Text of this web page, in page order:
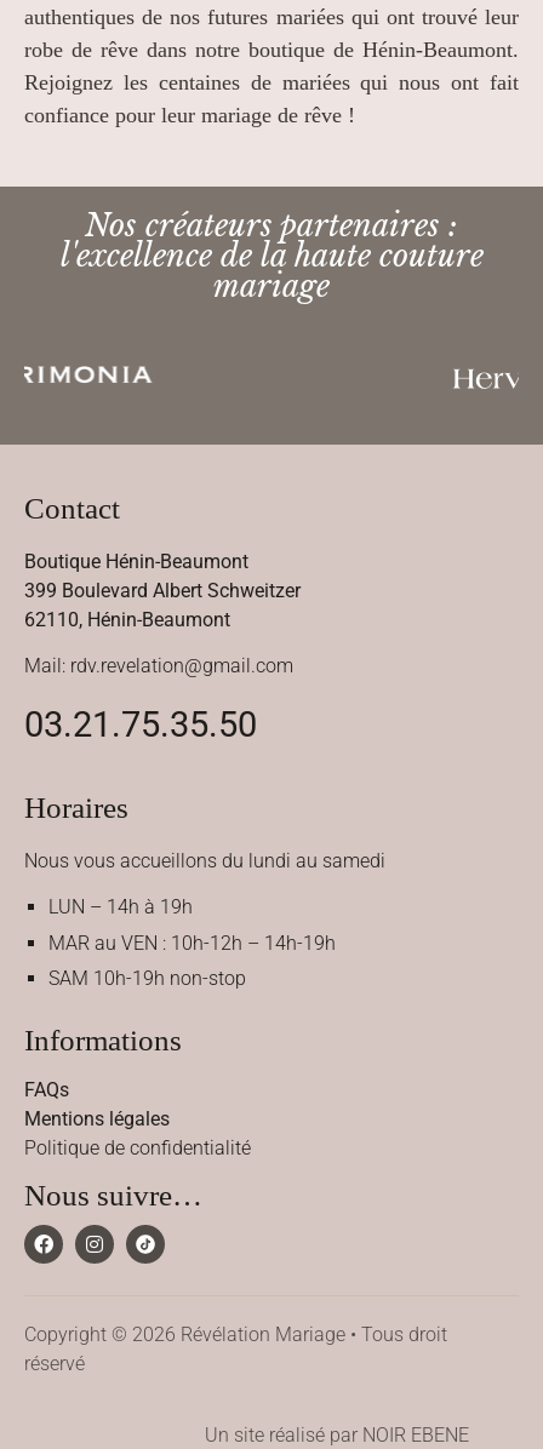
authentiques de nos futures mariées qui ont trouvé leur
robe de rêve dans notre boutique de Hénin-Beaumont.
Rejoignez les centaines de mariées qui nous ont fait
confiance pour leur mariage de rêve !
Nos créateurs partenaires :
l'excellence de la haute couture
mariage
Contact
Boutique Hénin-Beaumont
399 Boulevard Albert Schweitzer
62110, Hénin-Beaumont
Mail: rdv.revelation@gmail.com
03.21.75.35.50
Horaires
Nous vous accueillons du lundi au samedi
LUN – 14h à 19h
MAR au VEN : 10h-12h – 14h-19h
SAM 10h-19h non-stop
Informations
FAQs
Mentions légales
Politique de confidentialité
Nous suivre…
Copyright © 2026 Révélation Mariage • Tous droit
réservé
Un site réalisé par NOIR EBENE